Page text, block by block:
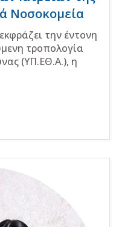
Νοσοκομεία
την έντονη
τροπολογία
(ΥΠ.ΕΘ.Α.), η